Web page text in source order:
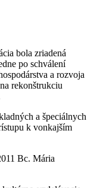
bola zriadená
po schválení
a rozvoja
rekonštrukciu
a špeciálnych
k vonkajším
Bc. Mária